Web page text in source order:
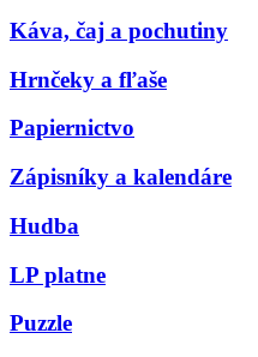
Káva, čaj a pochutiny
Hrnčeky a fľaše
Papiernictvo
Zápisníky a kalendáre
Hudba
LP platne
Puzzle